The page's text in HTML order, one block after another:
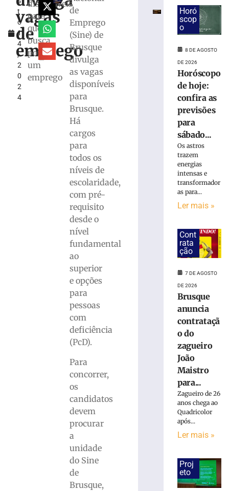
t
o
1
4
,
2
0
2
4
vagas
de
emprego
disponíveis
para
quem
busca
por
um
emprego
de
Emprego
(Sine) de
Brusque
divulga
as vagas
disponíveis
para
Brusque.
Há
cargos
para
todos os
níveis de
escolaridade,
com pré-
requisito
desde o
nível
fundamental
ao
superior
e opções
para
pessoas
com
deficiência
(PcD).
Para
concorrer,
os
candidatos
devem
procurar
a
unidade
do Sine
de
Brusque,
megaloja
Tijucas
protocolado
aprovado
prefeitura
Copom
Sábado
especial
alusão
Horó
scop
o
8 DE AGOSTO
DE 2026
Horóscopo
de hoje:
confira as
previsões
para
sábado...
Os astros
trazem
energias
intensas e
transformador
as para...
Ler mais »
Cont
rata
ção
7 DE AGOSTO
DE 2026
Brusque
anuncia
contrataçã
o do
zagueiro
João
Maistro
para...
Zagueiro de 26
anos chega ao
Quadricolor
após...
Ler mais »
Proj
eto